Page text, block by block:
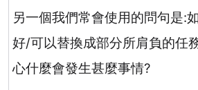
另一個我們常會使用的問句是:
好/可以替換成部分所肩負的任
心什麼會發生甚麼事情?